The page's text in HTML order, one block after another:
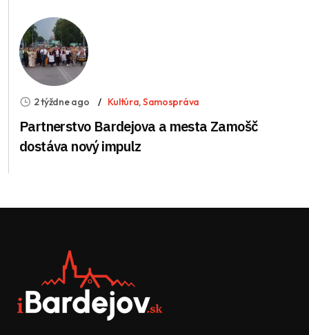
2 týždne ago Kultúra,Samospráva
Partnerstvo Bardejova a mesta Zamošč
dostáva nový impulz